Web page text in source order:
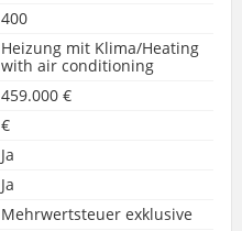
400
Heizung mit Klima/Heating
with air conditioning
459.000 €
€
Ja
Ja
Mehrwertsteuer exklusive